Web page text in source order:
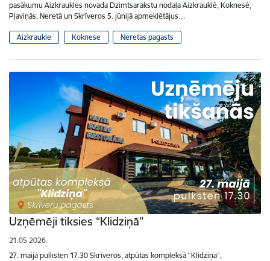
pasākumu Aizkraukles novada Dzimtsarakstu nodaļa Aizkrauklē, Koknesē,
Pļaviņās, Neretā un Skrīveros 5. jūnijā apmeklētājus…
Aizkraukle Koknese Neretas pagasts
Uzņēmēji tiksies “Klidziņā”
21.05.2026.
27. maijā pulksten 17.30 Skrīveros, atpūtas kompleksā “Klidziņa”,